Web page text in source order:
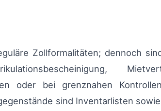
Zollformalitäten; dennoch
oder bei grenznahen
sind Inventarlisten